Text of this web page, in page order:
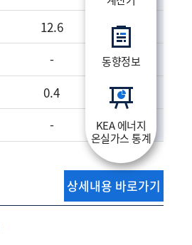
동향정보
KEA 에너지
온실가스 통계
12.6
3,052.8
-
3,307.2
0.4
3,733.1
- 4,272.5
상세내용 바로가기